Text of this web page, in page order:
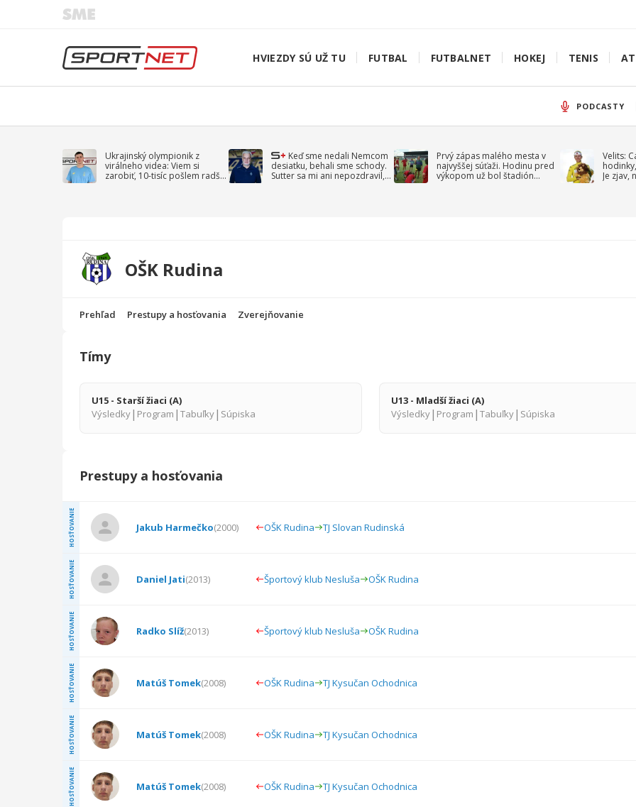
HVIEZDY SÚ UŽ TU FUTBAL FUTBALNET HOKEJ TENIS
PODCASTY
Ukrajinský olympionik z
virálneho videa: Viem si
zarobiť, 10-tisíc pošlem radšej
Keď sme nedali Nemcom
desiatku, behali sme schody.
Sutter sa mi ani nepozdravil,
Prvý zápas malého mesta v
najvyššej súťaži. Hodinu pred
výkopom už bol štadión
Velits:
Je zjav,
OŠK Rudina
Prehľad Prestupy a hosťovania Zverejňovanie
Tímy
U15 - Starší žiaci (A)
Výsledky| Program | Tabuľky| Súpiska
U13 - Mladší žiaci (A)
Výsledky| Program | Tabuľky| Súpiska
Prestupy a hosťovania
HOSŤOVANIE Jakub Harmečko(2000) OŠK Rudina TJ Slovan Rudinská
HOSŤOVANIE Daniel Jati(2013) Športový klub Nesluša OŠK Rudina
HOSŤOVANIE Radko Slíž(2013) Športový klub Nesluša OŠK Rudina
HOSŤOVANIE Matúš Tomek(2008) OŠK Rudina TJ Kysučan Ochodnica
HOSŤOVANIE Matúš Tomek(2008) OŠK Rudina TJ Kysučan Ochodnica
HOSŤOVANIE Matúš Tomek(2008) OŠK Rudina TJ Kysučan Ochodnica